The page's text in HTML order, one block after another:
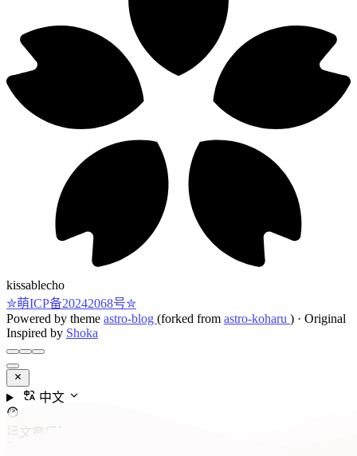
kissablecho
✮萌ICP备20242068号✮
Powered by theme astro-blog (forked from astro-koharu ) · Original
Inspired by Shoka
中文
文章目录